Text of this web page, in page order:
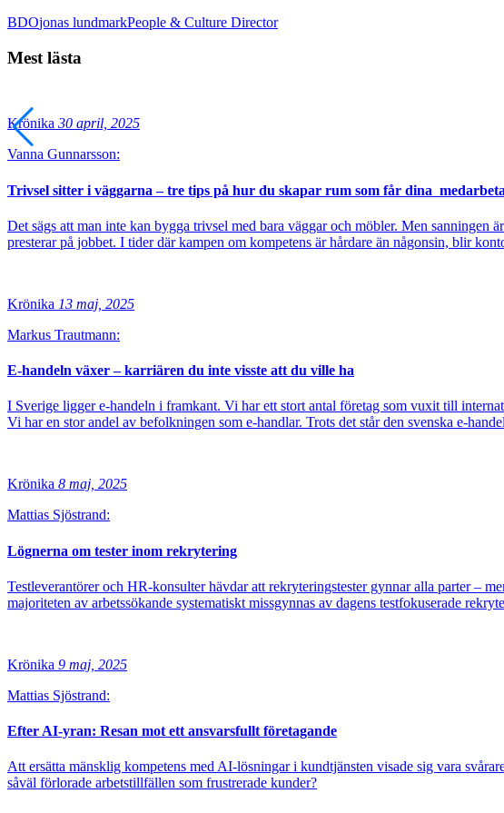
BDOjonas lundmarkPeople & Culture Director
Mest lästa
Krönika 30 april, 2025
Vanna Gunnarsson:
Trivsel sitter i väggarna – tre tips på hur du skapar rum som får dina
Det sägs att man inte kan bygga trivsel med bara väggar och möbler. Men
presterar på jobbet. I tider där kampen om kompetens är hårdare än någonsin, blir
Krönika 13 maj, 2025
Markus Trautmann:
E-handeln växer – karriären du inte visste att du ville ha
I Sverige ligger e-handeln i framkant. Vi har ett stort antal företag som vuxit till
Vi har en stor andel av befolkningen som e-handlar. Trots det står den svenska e-
Krönika 8 maj, 2025
Mattias Sjöstrand:
Lögnerna om tester inom rekrytering
Testleverantörer och HR-konsulter hävdar att rekryteringstester gynnar alla parter –
majoriteten av arbetssökande systematiskt missgynnas av dagens testfokuserade
Krönika 9 maj, 2025
Mattias Sjöstrand:
Efter AI-yran: Resan mot ett ansvarsfullt företagande
Att ersätta mänsklig kompetens med AI-lösningar i kundtjänsten visade sig vara
såväl förlorade arbetstillfällen som frustrerade kunder?